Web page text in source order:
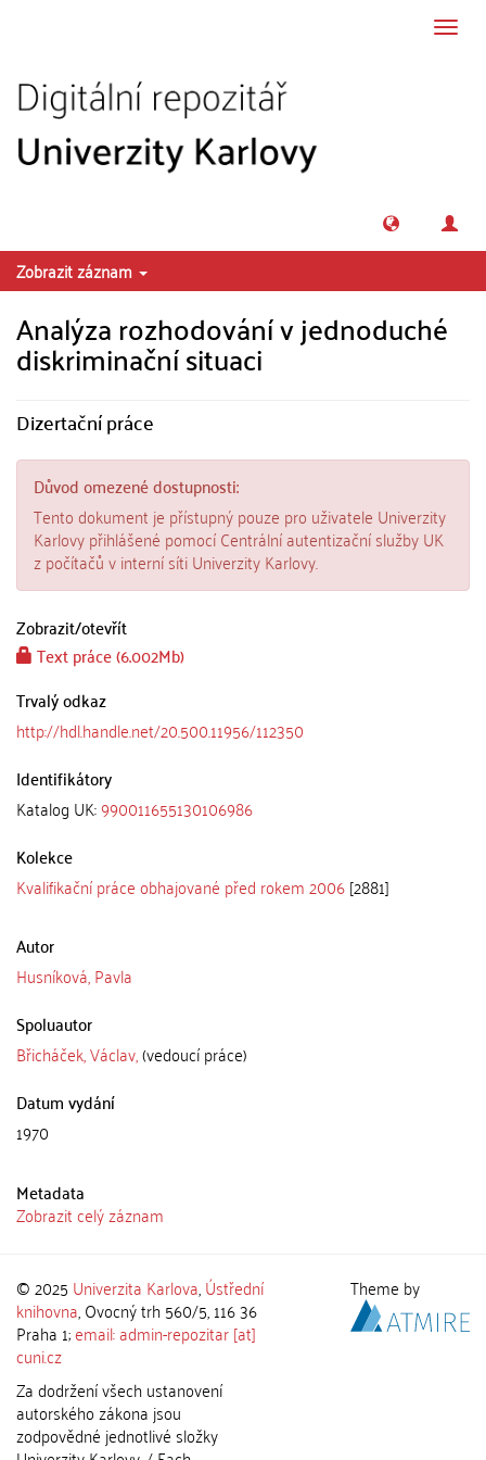
Zobrazit záznam
Analýza rozhodování v jednoduché
diskriminační situaci
Dizertační práce
Důvod omezené dostupnosti:
Tento dokument je přístupný pouze pro uživatele Univerzity
Karlovy přihlášené pomocí Centrální autentizační služby UK
z počítačů v interní síti Univerzity Karlovy.
Zobrazit/otevřít
Text práce (6.002Mb)
Trvalý odkaz
http://hdl.handle.net/20.500.11956/112350
Identifikátory
Katalog UK:990011655130106986
Kolekce
Kvalifikační práce obhajované před rokem 2006[2881]
Autor
Husníková, Pavla
Spoluautor
Břicháček, Václav,(vedoucí práce)
Datum vydání
1970
Metadata
Zobrazit celý záznam
© 2025 Univerzita Karlova,Ústřední
knihovna, Ovocný trh 560/5, 116 36
Praha 1;email: admin-repozitar [at]
cuni.cz
Za dodržení všech ustanovení
autorského zákona jsou
zodpovědné jednotlivé složky
Theme by